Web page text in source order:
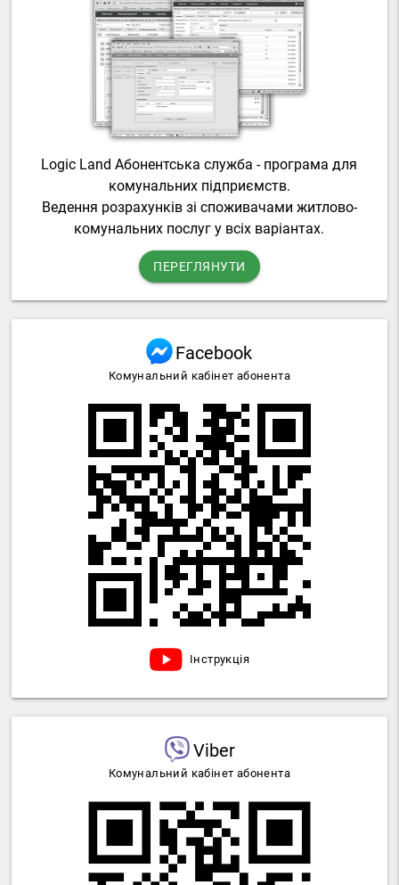
Logic Land Абонентська служба - програма для
комунальних підприємств.
Ведення розрахунків зі споживачами житлово-
комунальних послуг у всіх варіантах.
ПЕРЕГЛЯНУТИ
Facebook
Комунальний кабінет абонента
Інструкція
Viber
Комунальний кабінет абонента